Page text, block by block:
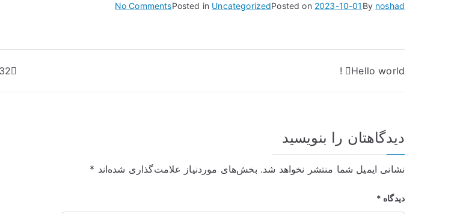
By noshad
Posted on 2023-10-01
Posted in Uncategorized
No Comments
Hello world!
دیدگاهتان را بنویسید
نشانی ایمیل شما منتشر نخواهد شد. بخش‌های موردنیاز علامت‌گذاری شده‌اند *
دیدگاه *